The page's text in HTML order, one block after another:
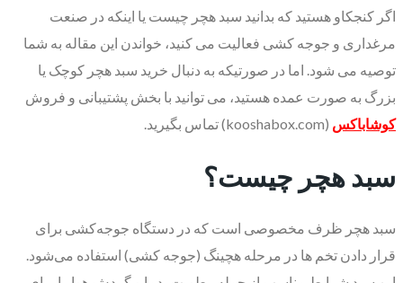
اگر کنجکاو هستید که بدانید سبد هچر چیست یا اینکه در صنعت
مرغداری و جوجه کشی فعالیت می کنید، خواندن این مقاله به شما
توصیه می شود. اما در صورتیکه به دنبال خرید سبد هچر کوچک یا
بزرگ به صورت عمده هستید، می توانید با بخش پشتیبانی و فروش
کوشاباکس (kooshabox.com) تماس بگیرید.
سبد هچر چیست؟
سبد هچر ظرف مخصوصی است که در دستگاه جوجه‌کشی برای
قرار دادن تخم ها در مرحله هچینگ (جوجه کشی) استفاده می‌شود.